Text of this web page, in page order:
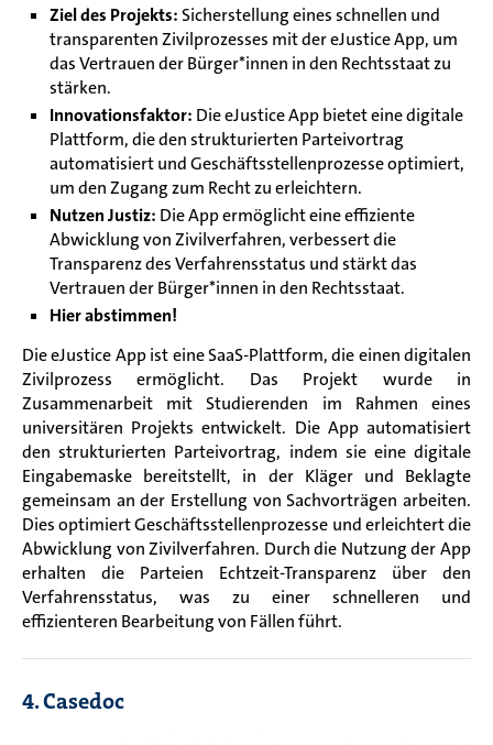
Ziel des Projekts: Sicherstellung eines schnellen und
transparenten Zivilprozesses mit der eJustice App, um
das Vertrauen der Bürger*innen in den Rechtsstaat zu
stärken.
Innovationsfaktor: Die eJustice App bietet eine digitale
Plattform, die den strukturierten Parteivortrag
automatisiert und Geschäftsstellenprozesse optimiert,
um den Zugang zum Recht zu erleichtern.
Nutzen Justiz: Die App ermöglicht eine effiziente
Abwicklung von Zivilverfahren, verbessert die
Transparenz des Verfahrensstatus und stärkt das
Vertrauen der Bürger*innen in den Rechtsstaat.
Hier abstimmen!
Die eJustice App ist eine SaaS-Plattform, die einen digitalen
Zivilprozess ermöglicht. Das Projekt wurde in
Zusammenarbeit mit Studierenden im Rahmen eines
universitären Projekts entwickelt. Die App automatisiert
den strukturierten Parteivortrag, indem sie eine digitale
Eingabemaske bereitstellt, in der Kläger und Beklagte
gemeinsam an der Erstellung von Sachvorträgen arbeiten.
Dies optimiert Geschäftsstellenprozesse und erleichtert die
Abwicklung von Zivilverfahren. Durch die Nutzung der App
erhalten die Parteien Echtzeit-Transparenz über den
Verfahrensstatus, was zu einer schnelleren und
effizienteren Bearbeitung von Fällen führt.
4. Casedoc